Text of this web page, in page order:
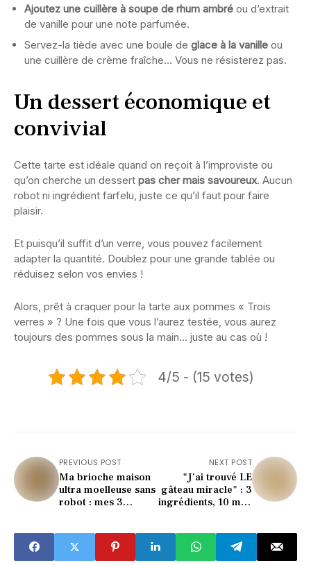
Ajoutez une cuillère à soupe de rhum ambré ou d’extrait
de vanille pour une note parfumée.
Servez-la tiède avec une boule de glace à la vanille ou
une cuillère de crème fraîche… Vous ne résisterez pas.
Un dessert économique et
convivial
Cette tarte est idéale quand on reçoit à l’improviste ou
qu’on cherche un dessert pas cher mais savoureux. Aucun
robot ni ingrédient farfelu, juste ce qu’il faut pour faire
plaisir.
Et puisqu’il suffit d’un verre, vous pouvez facilement
adapter la quantité. Doublez pour une grande tablée ou
réduisez selon vos envies !
Alors, prêt à craquer pour la tarte aux pommes « Trois
verres » ? Une fois que vous l’aurez testée, vous aurez
toujours des pommes sous la main… juste au cas où !
4/5 - (15 votes)
PREVIOUS POST
Ma brioche maison
ultra moelleuse sans
robot : mes 3
NEXT POST
"J’ai trouvé LE
gâteau miracle" : 3
ingrédients, 10 min,